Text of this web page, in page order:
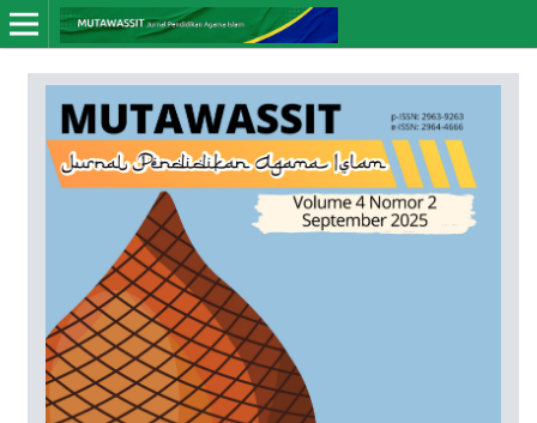
Online ISSN: 2964-4666
Print ISSN: 2963-9263